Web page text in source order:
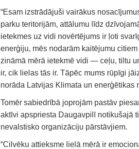
“Esam izstrādājuši vairākus
parku teritorijām, attālumu līdz
ietekmes uz vidi novērtējums ir ļoti
enerģiju, mēs nodarām kaitējumu
zināmā mērā ietekmē vidi — ceļu, tiltu
ir, cik lielas tās ir. Tāpēc mums rūpīgi
norāda Latvijas Klimata un enerģētikas
Tomēr sabiedrībā joprojām pastāv
aktīvi apspriesta Daugavpilī notikušajā
nevalstisko organizāciju pārstāvjiem.
“Cilvēku attieksme lielā mērā ir